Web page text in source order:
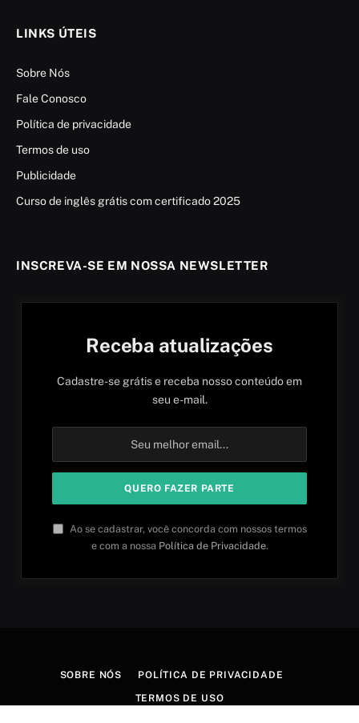
LINKS ÚTEIS
Sobre Nós
Fale Conosco
Política de privacidade
Termos de uso
Publicidade
Curso de inglês grátis com certificado 2025
INSCREVA-SE EM NOSSA NEWSLETTER
Receba atualizações
Cadastre-se grátis e receba nosso conteúdo em
seu e-mail.
Ao se cadastrar, você concorda com nossos termos
e com a nossa Política de Privacidade.
SOBRE NÓS POLÍTICA DE PRIVACIDADE
TERMOS DE USO